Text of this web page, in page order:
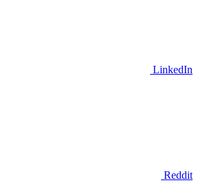
LinkedIn
Reddit